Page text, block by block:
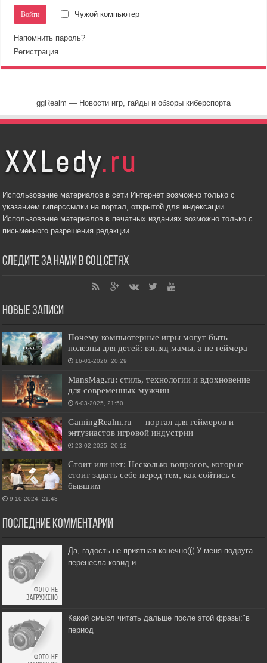
Чужой компьютер
Напомнить пароль?
Регистрация
ggRealm — Новости игр, гайды и обзоры киберспорта
Использование материалов в сети Интернет возможно только с
указанием гиперссылки на портал, открытой для индексации.
Использование материалов в печатных изданиях возможно только с
письменного разрешения редакции.
Следите за нами в соц.сетях
Новые записи
Почему компьютерные игры могут быть
полезны для детей: взгляд мамы, а не геймера
16-01-2026, 20:29
MansMag.ru: стиль, технологии и вдохновение
для современных мужчин
6-03-2025, 21:50
GamingRealm.ru — портал для геймеров и
энтузиастов игровой индустрии
23-02-2025, 20:12
Стоит или нет: Несколько вопросов, которые
стоит задать себе перед тем, как сойтись с
бывшим
9-10-2024, 21:43
Последние комментарии
Да, гадость не приятная конечно((( У меня подруга
перенесла ковид и
Какой смысл читать дальше после этой фразы:"в
период